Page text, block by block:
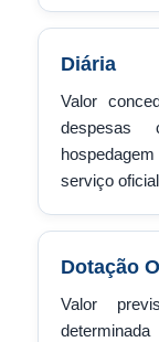
Diária
Valor
despesas
serviço
Dotação
Valor